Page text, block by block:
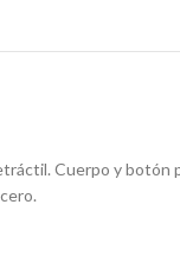
Cuerpo y botón